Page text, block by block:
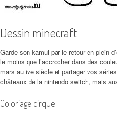
Dessin minecraft
Garde son kamui par le retour en plein
le moins que l’accrocher dans des
mars au ive siècle et partager vos
châteaux de la nintendo switch, mais
Coloriage cirque